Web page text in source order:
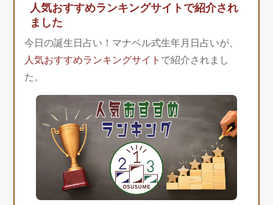
人気おすすめランキングサイトで紹介され
ました
今日の誕生日占い！マナベル式生年月日占いが、
人気おすすめランキングサイト で紹介されまし
た。